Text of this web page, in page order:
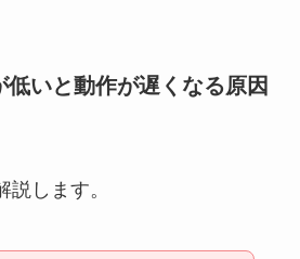
低いと動作が遅くなる原因
します。